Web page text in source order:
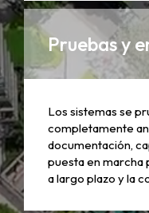
Pruebas y
Los sistemas se
completamente
documentación,
puesta en marcha
a largo plazo y la